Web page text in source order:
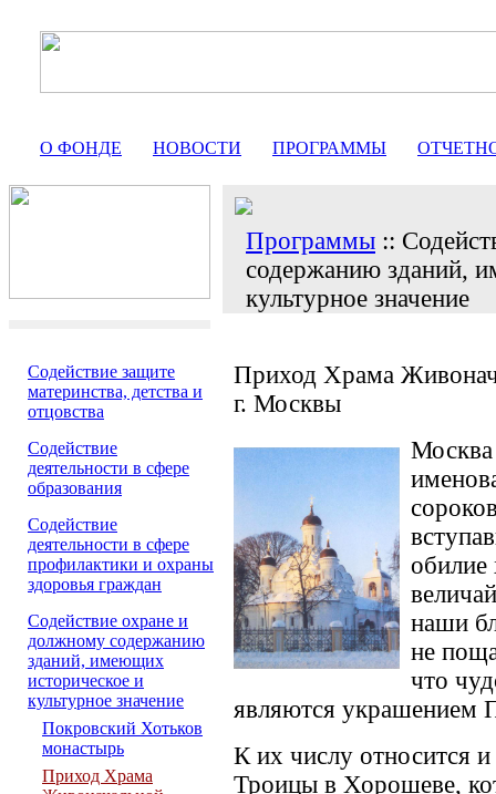
О ФОНДЕ НОВОСТИ ПРОГРАММЫ
Программы ::
содержанию зданий,
культурное значение
Содействие защите
материнства, детства и
отцовства
Содействие
деятельности в сфере
образования
Содействие
деятельности в сфере
профилактики и охраны
здоровья граждан
Содействие охране и
должному содержанию
зданий, имеющих
историческое и
культурное значение
Покровский Хотьков
монастырь
Приход Храма
Приход Храма
г. Москвы
Москва
обилие
наши
не
что
являются украшением
К их числу относится
Троицы в Хорошеве,